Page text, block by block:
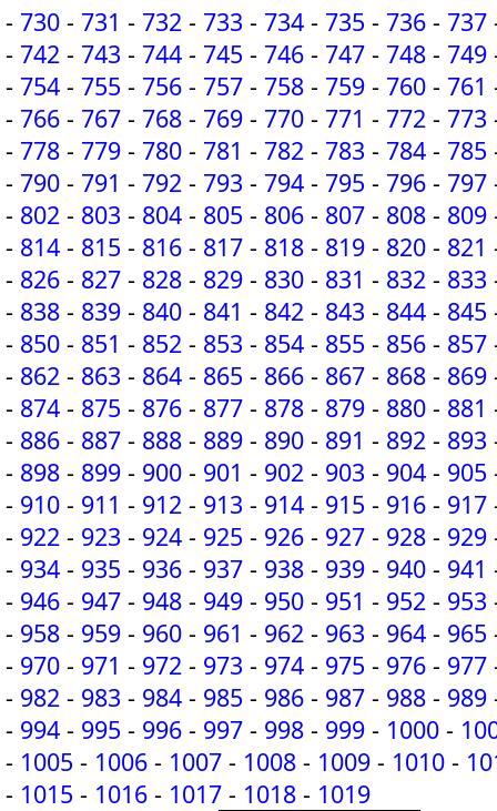
- 730 - 731 - 732 - 733 - 734 - 735 - 736 - 737
- 742 - 743 - 744 - 745 - 746 - 747 - 748 - 749
- 754 - 755 - 756 - 757 - 758 - 759 - 760 - 761
- 766 - 767 - 768 - 769 - 770 - 771 - 772 - 773
- 778 - 779 - 780 - 781 - 782 - 783 - 784 - 785
- 790 - 791 - 792 - 793 - 794 - 795 - 796 - 797
- 802 - 803 - 804 - 805 - 806 - 807 - 808 - 809
- 814 - 815 - 816 - 817 - 818 - 819 - 820 - 821
- 826 - 827 - 828 - 829 - 830 - 831 - 832 - 833
- 838 - 839 - 840 - 841 - 842 - 843 - 844 - 845
- 850 - 851 - 852 - 853 - 854 - 855 - 856 - 857
- 862 - 863 - 864 - 865 - 866 - 867 - 868 - 869
- 874 - 875 - 876 - 877 - 878 - 879 - 880 - 881
- 886 - 887 - 888 - 889 - 890 - 891 - 892 - 893
- 898 - 899 - 900 - 901 - 902 - 903 - 904 - 905
- 910 - 911 - 912 - 913 - 914 - 915 - 916 - 917
- 922 - 923 - 924 - 925 - 926 - 927 - 928 - 929
- 934 - 935 - 936 - 937 - 938 - 939 - 940 - 941
- 946 - 947 - 948 - 949 - 950 - 951 - 952 - 953
- 958 - 959 - 960 - 961 - 962 - 963 - 964 - 965
- 970 - 971 - 972 - 973 - 974 - 975 - 976 - 977
- 982 - 983 - 984 - 985 - 986 - 987 - 988 - 989
- 994 - 995 - 996 - 997 - 998 - 999 - 1000 -
- 1005 - 1006 - 1007 - 1008 - 1009 - 1010 -
- 1015 - 1016 - 1017 - 1018 - 1019